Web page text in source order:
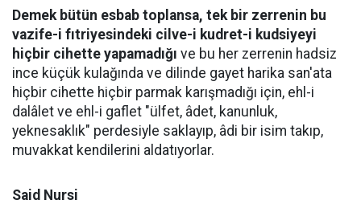
Demek bütün esbab toplansa, tek bir zerrenin bu
vazife-i fıtriyesindeki cilve-i kudret-i kudsiyeyi
hiçbir cihette yapamadığı ve bu her zerrenin hadsiz
ince küçük kulağında ve dilinde gayet harika san'ata
hiçbir cihette hiçbir parmak karışmadığı için, ehl-i
dalâlet ve ehl-i gaflet "ülfet, âdet, kanunluk,
yeknesaklık" perdesiyle saklayıp, âdi bir isim takıp,
muvakkat kendilerini aldatıyorlar.
Said Nursi